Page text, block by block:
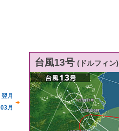
翌月
03月
台風13号 (ドルフィン)